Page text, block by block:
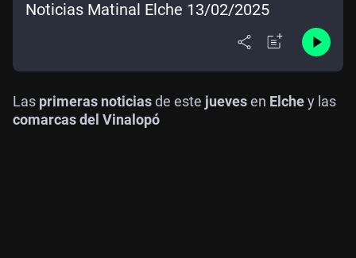
Noticias Matinal Elche 13/02/2025
Las primeras noticiasde este juevesen Elchey las
comarcas del Vinalopó